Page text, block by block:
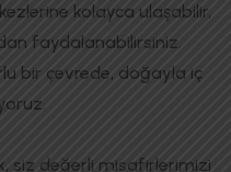
kolayca ulaşabilir,
faydalanabilirsiniz.
bir çevrede, doğayla iç
siz değerli misafirlerimizi